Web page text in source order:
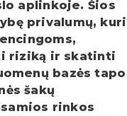
aplinkoje. Šios
privalumų,
riziką ir skatinti
bazės tapo
šakų
rinkos